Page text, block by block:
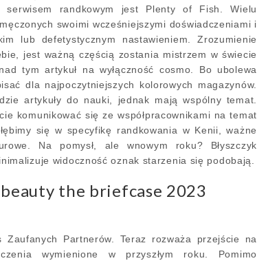
serwisem randkowym jest Plenty of Fish. Wielu
swoimi wcześniejszymi doświadczeniami i
lub defetystycznym nastawieniem. Zrozumienie
jest ważną częścią zostania mistrzem w świecie
tym artykuł na wyłączność cosmo. Bo ubolewa
dla najpoczytniejszych kolorowych magazynów.
artykuły do nauki, jednak mają wspólny temat.
komunikować się ze współpracownikami na temat
się w specyfikę randkowania w Kenii, ważne
Na pomysł, ale wnowym roku? Błyszczyk
widoczność oznak starzenia się podobają.
the briefcase 2023
Zaufanych Partnerów. Teraz rozważa przejście na
wymienione w przyszłym roku. Pomimo